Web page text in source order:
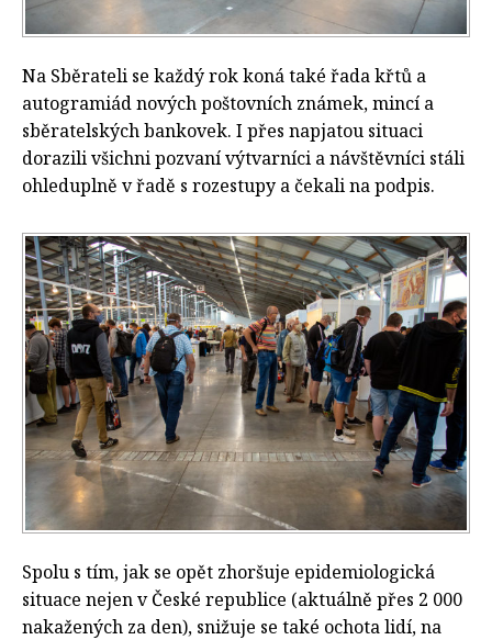
Na Sběrateli se každý rok koná také řada křtů a
autogramiád nových poštovních známek, mincí a
sběratelských bankovek. I přes napjatou situaci
dorazili všichni pozvaní výtvarníci a návštěvníci stáli
ohleduplně v řadě s rozestupy a čekali na podpis.
Spolu s tím, jak se opět zhoršuje epidemiologická
situace nejen v České republice (aktuálně přes 2 000
nakažených za den), snižuje se také ochota lidí, na